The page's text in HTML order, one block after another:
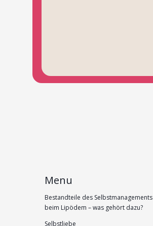
Menu
Bestandteile des Selbstmanagements
beim Lipödem – was gehört dazu?
Selbstliebe